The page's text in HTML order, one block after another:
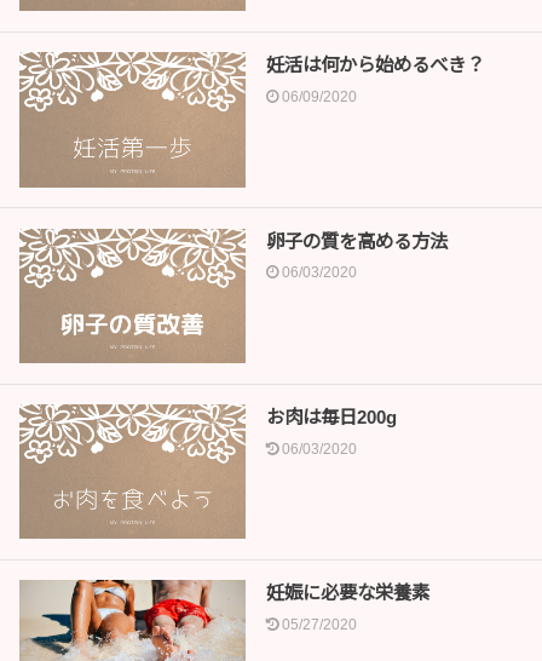
妊活は何から始めるべき？
06/09/2020
卵子の質を高める方法
06/03/2020
お肉は毎日200g
06/03/2020
妊娠に必要な栄養素
05/27/2020